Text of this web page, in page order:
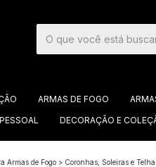
ARMAS DE FOGO
DECORAÇÃO E
Armas de Fogo > Coronhas, Soleiras e